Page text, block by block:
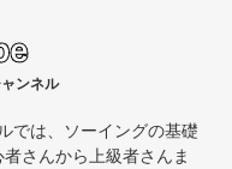
ンネル
では、ソーイングの基礎
さんから上級者さんま